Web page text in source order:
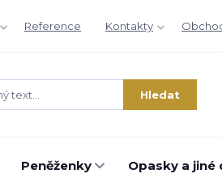
Reference Kontakty
Hledat
Peněženky Opasky a